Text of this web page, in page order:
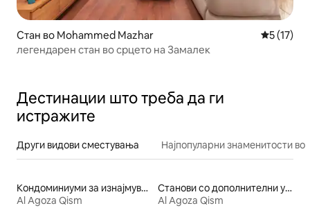
Стан во Mohammed Mazhar
5 (17)
легендарен стан во срцето на Замалек
Дестинации што треба да ги
истражите
Други видови сместувања Најпопуларни знаменитости во
Кондоминиуми за изнајмување
Al Agoza Qism
Станови со дополнителни услуги за изнајмување
Al Agoza Qism